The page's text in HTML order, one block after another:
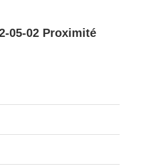
05-02 Proximité